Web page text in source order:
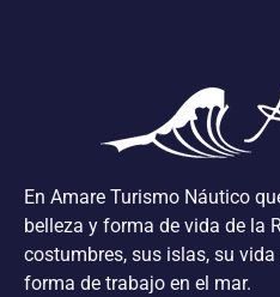
En Amare Turismo Náutico
belleza y forma de vida de la
costumbres, sus islas, su
forma de trabajo en el mar.